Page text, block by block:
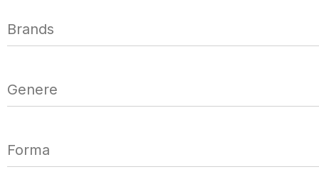
TUTTI GLI OROLOGI
USATI
TOP BRANDS
Brands
Genere
Forma